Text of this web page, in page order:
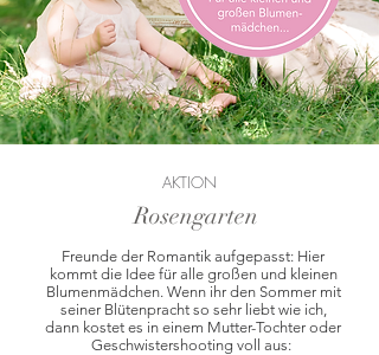
AKTION
Rosengarten
Freunde der Romantik aufgepasst: Hier
kommt die Idee für alle großen und kleinen
Blumenmädchen. Wenn ihr den Sommer mit
seiner Blütenpracht so sehr liebt wie ich,
dann kostet es in einem Mutter-Tochter oder
Geschwistershooting voll aus: